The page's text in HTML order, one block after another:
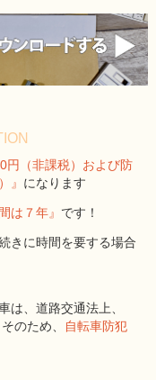
円（非課税）および防
』 になります
は７年』 です！
きに時間を要する場合
は、道路交通法上、
のため、
自転車防犯